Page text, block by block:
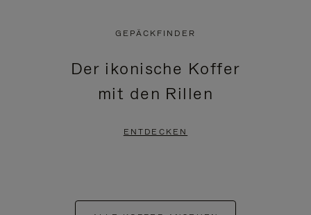
GEPÄCKFINDER
Der ikonische Koffer
mit den Rillen
ENTDECKEN